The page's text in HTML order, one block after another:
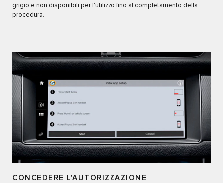
grigio e non disponibili per l'utilizzo fino al completamento della
procedura.
CONCEDERE L'AUTORIZZAZIONE